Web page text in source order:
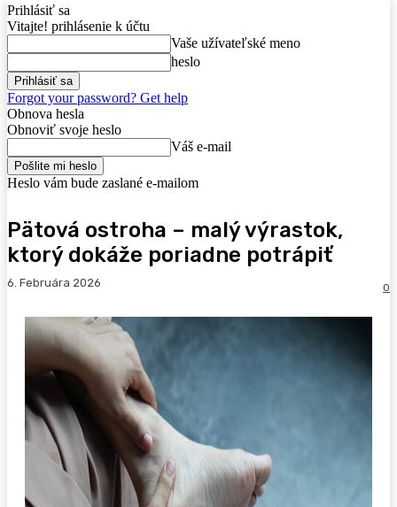
Prihlásiť sa
Vitajte! prihlásenie k účtu
Vaše užívateľské meno
heslo
Forgot your password? Get help
Obnova hesla
Obnoviť svoje heslo
Váš e-mail
Heslo vám bude zaslané e-mailom
Pätová ostroha – malý výrastok,
ktorý dokáže poriadne potrápiť
6. Februára 2026 0